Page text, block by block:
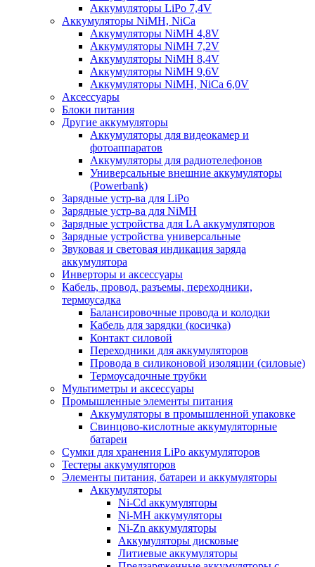
Аккумуляторы LiPo 7,4V
Аккумуляторы NiMH, NiCa
Аккумуляторы NiMH 4,8V
Аккумуляторы NiMH 7,2V
Аккумуляторы NiMH 8,4V
Аккумуляторы NiMH 9,6V
Аккумуляторы NiMH, NiCa 6,0V
Аксессуары
Блоки питания
Другие аккумуляторы
Аккумуляторы для видеокамер и
фотоаппаратов
Аккумуляторы для радиотелефонов
Универсальные внешние аккумуляторы
(Powerbank)
Зарядные устр-ва для LiPo
Зарядные устр-ва для NiMH
Зарядные устройства для LA аккумуляторов
Зарядные устройства универсальные
Звуковая и световая индикация заряда
аккумулятора
Инверторы и аксессуары
Кабель, провод, разъемы, переходники,
термоусадка
Балансировочные провода и колодки
Кабель для зарядки (косичка)
Контакт силовой
Переходники для аккумуляторов
Провода в силиконовой изоляции (силовые)
Термоусадочные трубки
Мультиметры и аксессуары
Промышленные элементы питания
Аккумуляторы в промышленной упаковке
Свинцово-кислотные аккумуляторные
батареи
Сумки для хранения LiPo аккумуляторов
Тестеры аккумуляторов
Элементы питания, батареи и аккумуляторы
Аккумуляторы
Ni-Cd аккумуляторы
Ni-MH аккумуляторы
Ni-Zn аккумуляторы
Аккумуляторы дисковые
Литиевые аккумуляторы